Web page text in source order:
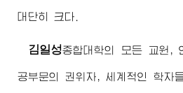
대단히 크다.
김일성종합대학의 모든 교원,
공부문의 권위자, 세계적인 학자